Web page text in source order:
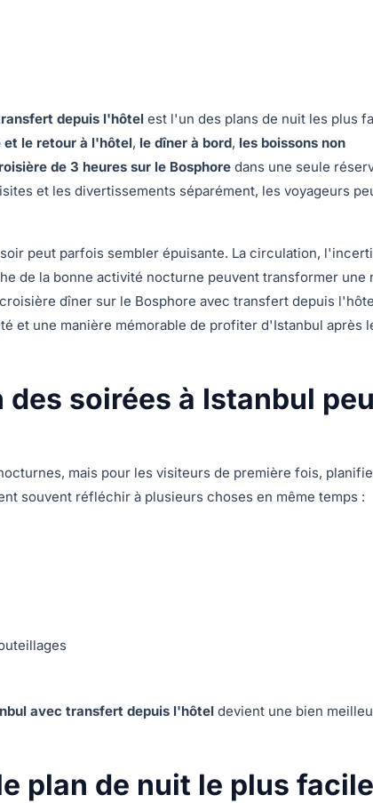
depuis l'hôtel est l'un des plans de nuit les plus
et le retour à l'hôtel, le dîner à bord, les boissons non
de 3 heures sur le Bosphore dans une seule
et les divertissements séparément, les voyageurs
peut parfois sembler épuisante. La circulation,
de la bonne activité nocturne peuvent transformer une
dîner sur le Bosphore avec transfert depuis
et une manière mémorable de profiter d'Istanbul après
soirées à Istanbul
mais pour les visiteurs de première fois,
souvent réfléchir à plusieurs choses en même temps :
avec transfert depuis l'hôtel devient une bien
plan de nuit le plus